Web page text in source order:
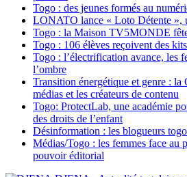
Togo : des jeunes formés au
LONATO lance « Loto Détente »,
Togo : la Maison TV5MONDE fête
Togo : 106 élèves reçoivent des
Togo : l’électrification avance, les
l’ombre
Transition énergétique et genre : la
médias et les créateurs de contenu
Togo: ProtectLab, une académie
des droits de l’enfant
Désinformation : les blogueurs
Médias/Togo : les femmes face au
pouvoir éditorial